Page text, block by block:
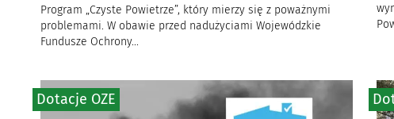
Program „Czyste Powietrze”, który mierzy się z poważnymi
problemami. W obawie przed nadużyciami Wojewódzkie
Fundusze Ochrony...
Dotacje OZE